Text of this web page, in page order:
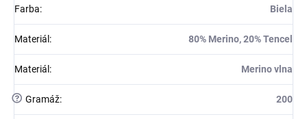
Farba: Biela
Materiál : 80% Merino, 20% Tencel
Materiál : Merino vlna
? Gramáž: 200